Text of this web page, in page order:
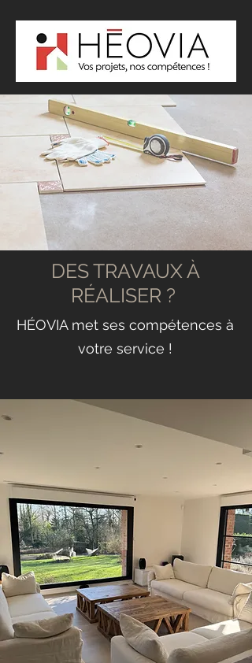
DES TRAVAUX À
RÉALISER ?
HÉOVIA met ses compétences à
votre service !